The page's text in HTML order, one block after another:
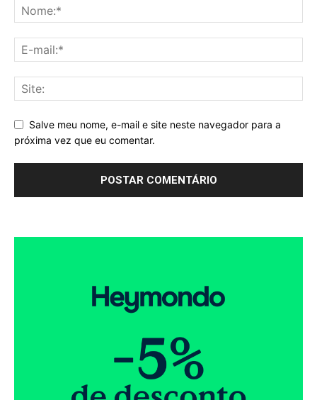
Salve meu nome, e-mail e site neste navegador para a
próxima vez que eu comentar.